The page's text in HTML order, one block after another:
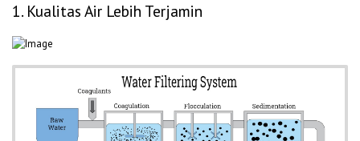
1. Kualitas Air Lebih Terjamin